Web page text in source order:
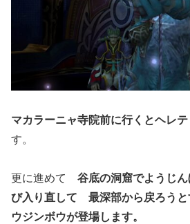
マカラーニャ寺院前に行くとヘレ
す。
更に進めて 谷底の洞窟でようじ
び入り直して 最深部から戻ろうと
ウジンボウが登場します。